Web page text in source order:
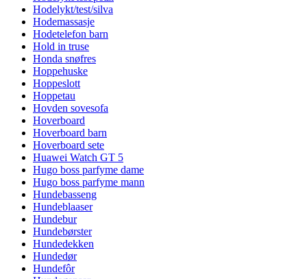
Hodelykt/test/silva
Hodemassasje
Hodetelefon barn
Hold in truse
Honda snøfres
Hoppehuske
Hoppeslott
Hoppetau
Hovden sovesofa
Hoverboard
Hoverboard barn
Hoverboard sete
Huawei Watch GT 5
Hugo boss parfyme dame
Hugo boss parfyme mann
Hundebasseng
Hundeblaaser
Hundebur
Hundebørster
Hundedekken
Hundedør
Hundefôr